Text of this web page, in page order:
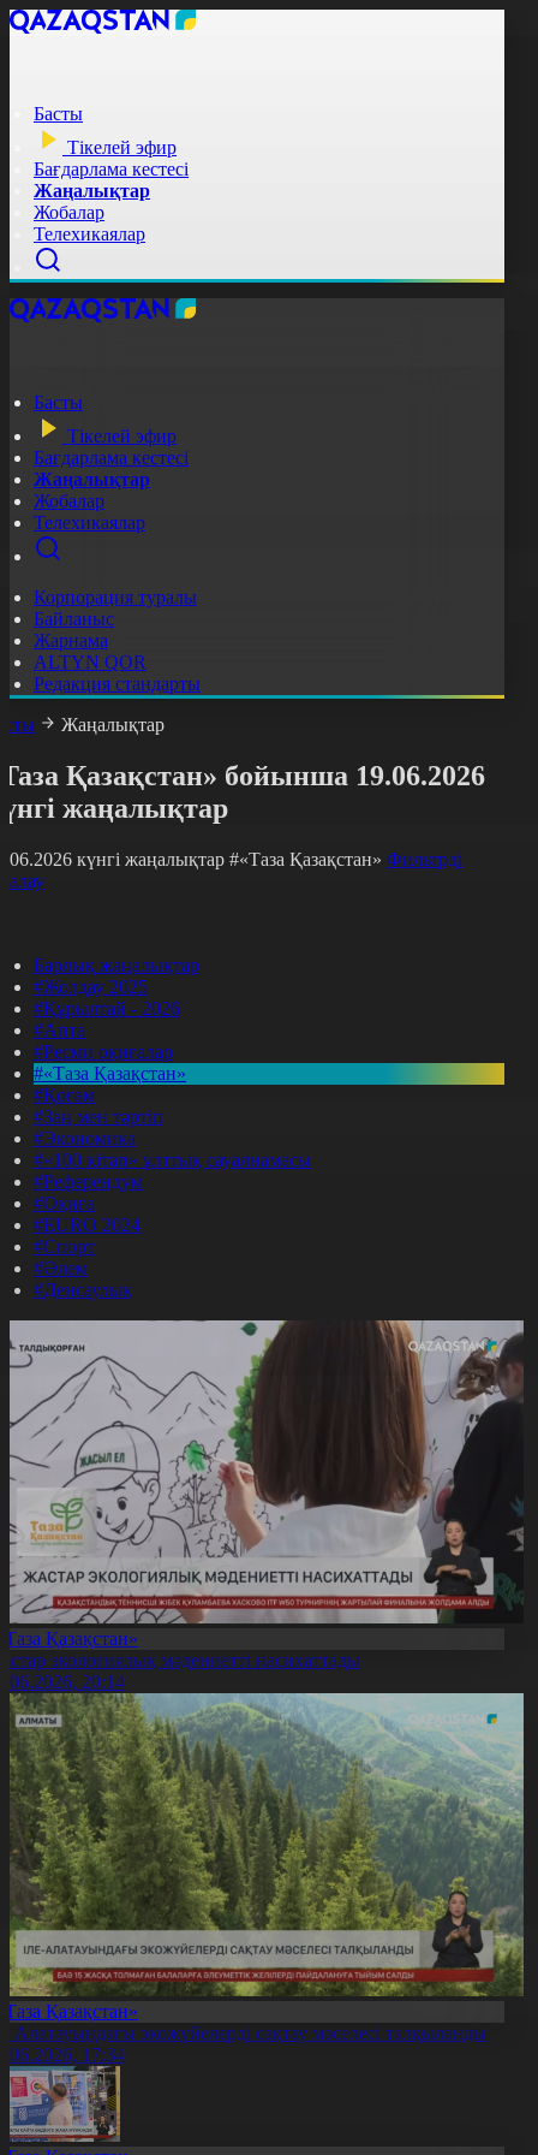
Басты
Тікелей эфир
Бағдарлама кестесі
Жаңалықтар
Жобалар
Телехикаялар
Басты
Тікелей эфир
Бағдарлама кестесі
Жаңалықтар
Жобалар
Телехикаялар
Корпорация туралы
Байланыс
Жарнама
ALTYN QOR
Редакция стандарты
Жаңалықтар
Қазақстан» бойынша 19.06.2026
жаңалықтар
күнгі жаңалықтар #«Таза Қазақстан» Фильтрді
Барлық жаңалықтар
#Жолдау 2025
#Құрылтай - 2026
#Апта
#Ресми оқиғалар
#«Таза Қазақстан»
#Қоғам
#Заң мен тәртіп
#Экономика
#«100 кітап» ұлттық сауалнамасы
#Референдум
#Оқиға
#EURO 2024
#Спорт
#Әлем
#Денсаулық
Қазақстан»
экологиялық мәдениетті насихаттады
20:14
Қазақстан»
Алатауындағы экожүйелерді сақтау мәселесі талқыланды
17:34